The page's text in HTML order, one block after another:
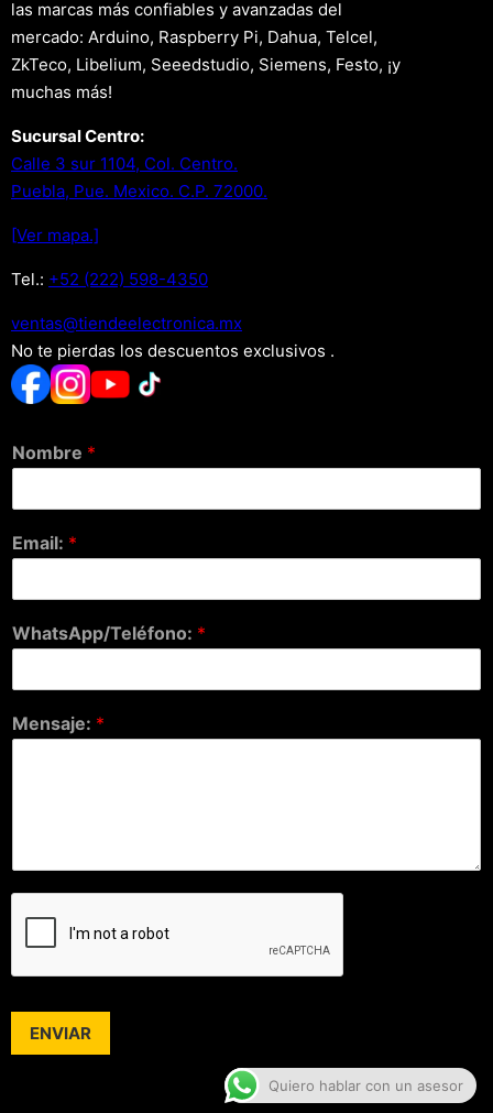
las marcas más confiables y avanzadas del
mercado: Arduino, Raspberry Pi, Dahua, Telcel,
ZkTeco, Libelium, Seeedstudio, Siemens, Festo, ¡y
muchas más!
Sucursal Centro:
Calle 3 sur 1104, Col. Centro.
Puebla, Pue. Mexico. C.P. 72000.
[Ver mapa.]
Tel.: +52 (222) 598-4350
xm.acinortceleedneit@satnev
No te pierdas los descuentos exclusivos .
Nombre *
Email: *
WhatsApp/Teléfono: *
Mensaje: *
ENVIAR
Quiero hablar con un asesor